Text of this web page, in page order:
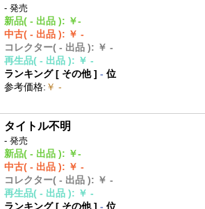
- 発売
新品( - 出品 ): ￥-
中古( - 出品 ): ￥ -
コレクター( - 出品 ): ￥ -
再生品( - 出品 ): ￥ -
ランキング [ その他]- 位
参考価格: ￥ -
タイトル不明
- 発売
新品( - 出品 ): ￥-
中古( - 出品 ): ￥ -
コレクター( - 出品 ): ￥ -
再生品( - 出品 ): ￥ -
ランキング [ その他]- 位